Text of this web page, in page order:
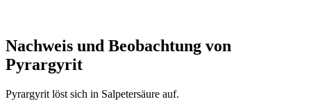
Nachweis und Beobachtung von
Pyrargyrit
Pyrargyrit löst sich in Salpetersäure auf.